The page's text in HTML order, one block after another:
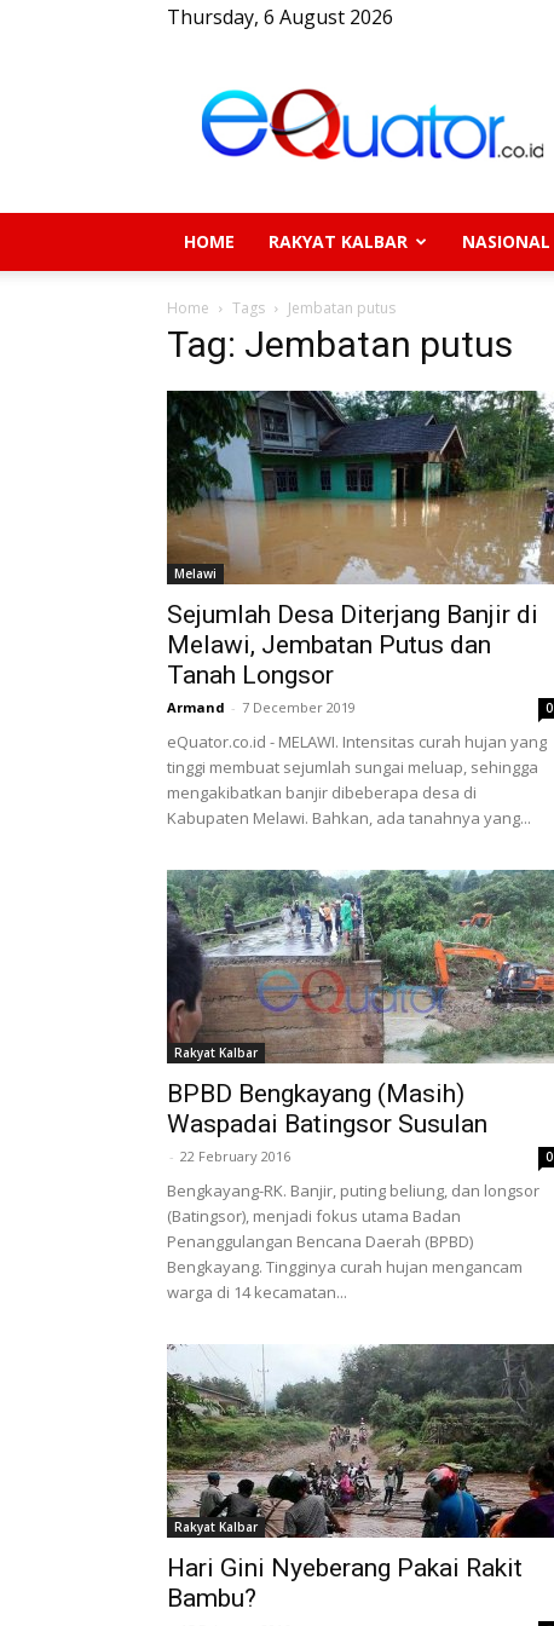
Thursday, 6 August 2026
HOME RAKYAT KALBAR NASIONAL
Home Tags Jembatan putus
Tag: Jembatan putus
Melawi
Sejumlah Desa Diterjang Banjir di
Melawi, Jembatan Putus dan
Tanah Longsor
Armand - 7 December 2019 0
eQuator.co.id - MELAWI. Intensitas curah hujan yang
tinggi membuat sejumlah sungai meluap, sehingga
mengakibatkan banjir dibeberapa desa di
Kabupaten Melawi. Bahkan, ada tanahnya yang...
Rakyat Kalbar
BPBD Bengkayang (Masih)
Waspadai Batingsor Susulan
- 22 February 2016 0
Bengkayang-RK. Banjir, puting beliung, dan longsor
(Batingsor), menjadi fokus utama Badan
Penanggulangan Bencana Daerah (BPBD)
Bengkayang. Tingginya curah hujan mengancam
warga di 14 kecamatan...
Rakyat Kalbar
Hari Gini Nyeberang Pakai Rakit
Bambu?